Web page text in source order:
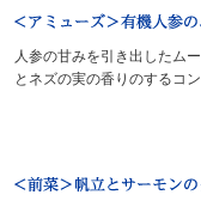
人参の甘みを引き出したム
とネズの実の香りのするコ